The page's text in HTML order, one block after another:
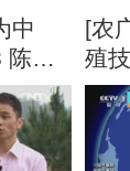
中
陈红
永念
[农
殖